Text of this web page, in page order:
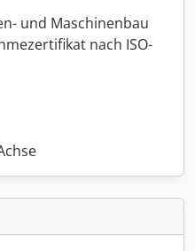
und Maschinenbau
nach ISO-